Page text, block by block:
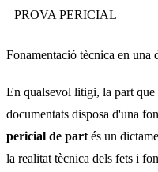
PROVA PERICIAL
Fonamentació tècnica en una
En qualsevol litigi, la part que
documentats disposa d'una
pericial de part és un
la realitat tècnica dels fets i